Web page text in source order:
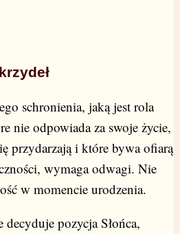
schronienia, jaką jest rola
nie odpowiada za swoje życie,
przydarzają i które bywa ofiarą
wymaga odwagi. Nie
w momencie urodzenia.
pozycja Słońca,